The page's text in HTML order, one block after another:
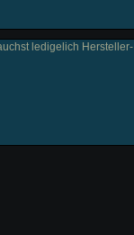
ledigelich Hersteller-